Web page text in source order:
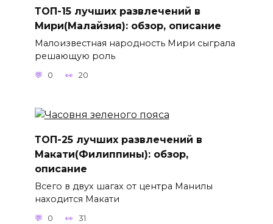
ТОП-15 лучших развлечений в
Мири(Малайзия): обзор, описание
Малоизвестная народность Мири сыграла
решающую роль
0 20
ТОП-25 лучших развлечений в
Макати(Филиппины): обзор,
описание
Всего в двух шагах от центра Манилы
находится Макати
0 31